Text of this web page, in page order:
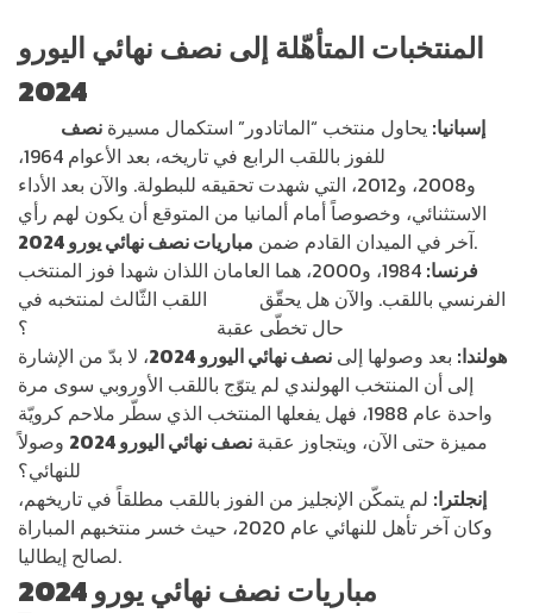
المنتخبات المتأهّلة إلى نصف نهائي اليورو
2024
إسبانيا: يحاول منتخب “الماتادور” استكمال مسيرة نصف
للفوز باللقب الرابع في تاريخه، بعد الأعوام 1964،
و2008، و2012، التي شهدت تحقيقه للبطولة. والآن بعد الأداء
الاستثنائي، وخصوصاً أمام ألمانيا من المتوقع أن يكون لهم رأي
آخر في الميدان القادم ضمن مباريات نصف نهائي يورو 2024
.
فرنسا:
1984، و2000، هما العامان اللذان شهدا فوز المنتخب
الفرنسي باللقب. والآن هل يحقّق
اللقب الثّالث لمنتخبه في
حال تخطّى عقبة
؟
هولندا: بعد وصولها إلى نصف نهائي اليورو 2024
، لا بدّ من الإشارة
إلى أن المنتخب الهولندي لم يتوّج باللقب الأوروبي سوى مرة
واحدة عام 1988، فهل يفعلها المنتخب الذي سطّر ملاحم كرويّة
مميزة حتى الآن، ويتجاوز عقبة نصف نهائي اليورو 2024
وصولاً
للنهائي؟
إنجلترا: لم يتمكّن الإنجليز من الفوز باللقب مطلقاً في تاريخهم،
وكان آخر تأهل للنهائي عام 2020، حيث خسر منتخبهم المباراة
لصالح إيطاليا.
مباريات نصف نهائي يورو 2024